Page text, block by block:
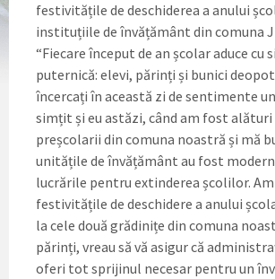
festivitățile de deschiderea a anului
instituțiile de învățământ din comuna
“Fiecare început de an școlar aduce cu
puternică: elevi, părinți și bunici
încercați în această zi de sentimente
simțit și eu astăzi, când am fost alături
preșcolarii din comuna noastră și mă
unitățile de învățământ au fost
lucrările pentru extinderea școlilor.
festivitățile de deschidere a anului
la cele două grădinițe din comuna
părinți, vreau să vă asigur că
oferi tot sprijinul necesar pentru un